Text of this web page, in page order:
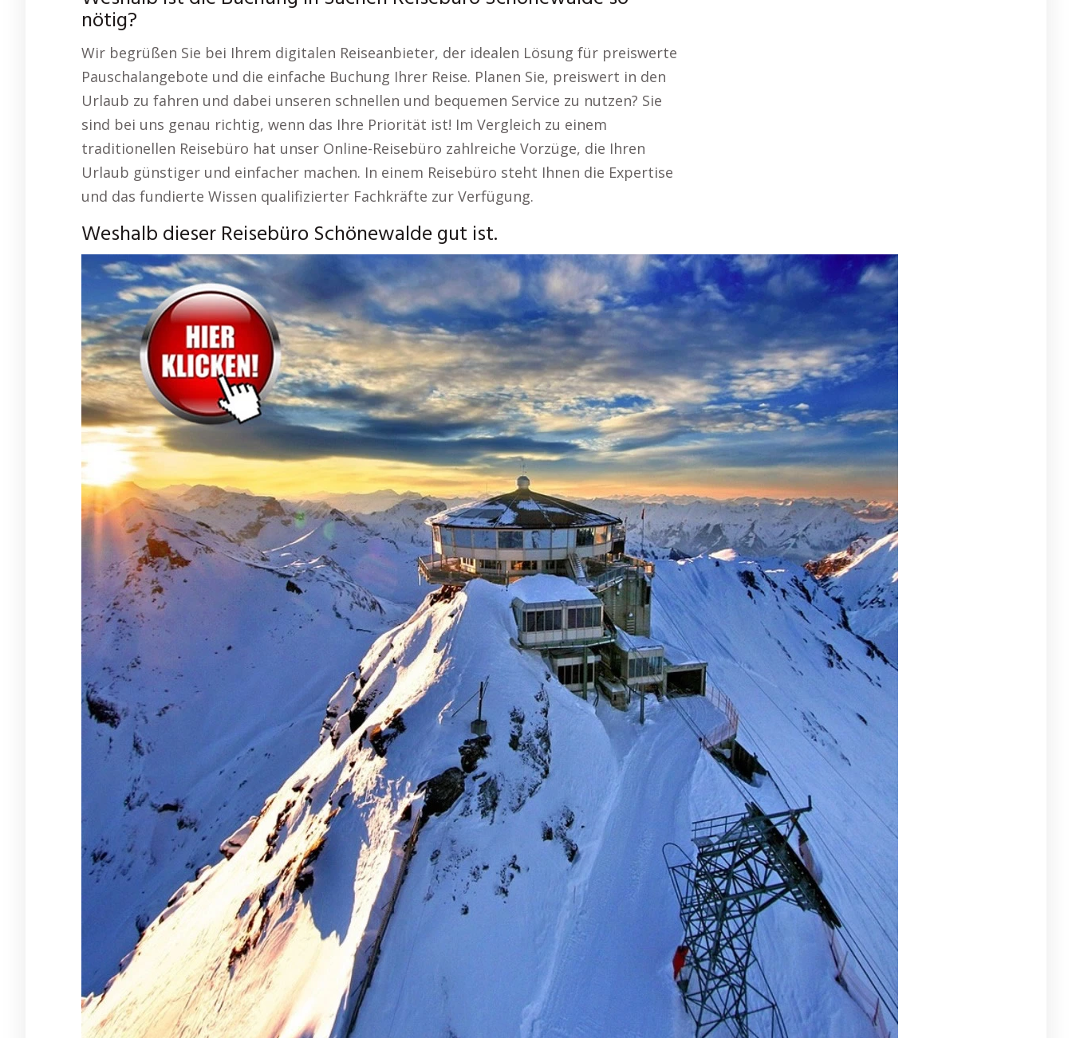
nötig?
Wir begrüßen Sie bei Ihrem digitalen Reiseanbieter, der idealen Lösung für preiswerte
Pauschalangebote und die einfache Buchung Ihrer Reise. Planen Sie, preiswert in den
Urlaub zu fahren und dabei unseren schnellen und bequemen Service zu nutzen? Sie
sind bei uns genau richtig, wenn das Ihre Priorität ist! Im Vergleich zu einem
traditionellen Reisebüro hat unser Online-Reisebüro zahlreiche Vorzüge, die Ihren
Urlaub günstiger und einfacher machen. In einem Reisebüro steht Ihnen die Expertise
und das fundierte Wissen qualifizierter Fachkräfte zur Verfügung.
Weshalb dieser Reisebüro Schönewalde gut ist.